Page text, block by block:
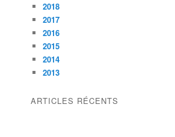
2018
2017
2016
2015
2014
2013
ARTICLES RÉCENTS